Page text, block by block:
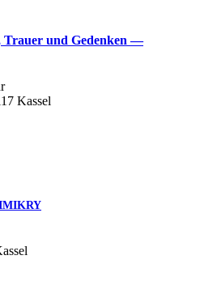
Trauer und Gedenken —
Kassel